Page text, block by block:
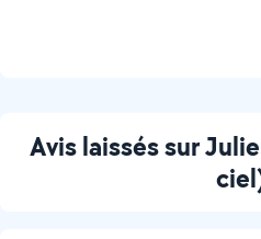
Avis laissés sur